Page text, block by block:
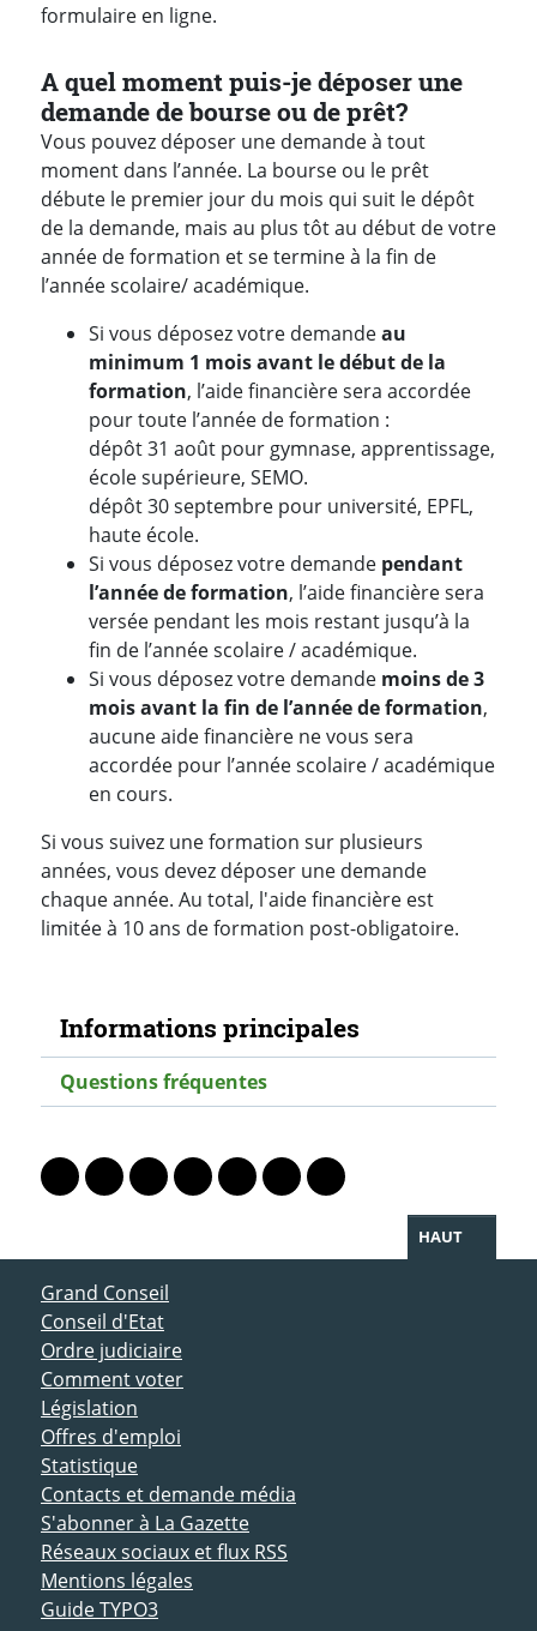
formulaire en ligne.
A quel moment puis-je déposer une
demande de bourse ou de prêt?
Vous pouvez déposer une demande à tout
moment dans l’année. La bourse ou le prêt
débute le premier jour du mois qui suit le dépôt
de la demande, mais au plus tôt au début de votre
année de formation et se termine à la fin de
l’année scolaire/ académique.
Si vous déposez votre demandeau
minimum 1 mois avant le début de la
formation, l’aide financière sera accordée
pour toute l’année de formation :
dépôt 31 août pour gymnase, apprentissage,
école supérieure, SEMO.
dépôt 30 septembre pour université, EPFL,
haute école.
Si vous déposez votre demande pendant
l’année de formation, l’aide financière sera
versée pendant les mois restant jusqu’à la
fin de l’année scolaire / académique.
Si vous déposez votre demande moins de 3
mois avant la fin de l’année de formation,
aucune aide financière ne vous sera
accordée pour l’année scolaire / académique
en cours.
Si vous suivez une formation sur plusieurs
années, vous devez déposer une demande
chaque année. Au total, l'aide financière est
limitée à 10 ans de formation post-obligatoire.
Navigation secondaire
Informations principales
Questions fréquentes
Lien vers le profil Mastodon
Lien vers le profil Bluesky
Lien vers le profil Instagram
Lien vers le profil Linkedin
Lien vers le profil Facebook
Lien vers le profil Twitter
Partager par WhatsApp
HAUT
ACCÈS DIRECT
Grand Conseil
Conseil d'Etat
Ordre judiciaire
Comment voter
Législation
Offres d'emploi
Statistique
Contacts et demande média
S'abonner à La Gazette
Réseaux sociaux et flux RSS
Mentions légales
Guide TYPO3